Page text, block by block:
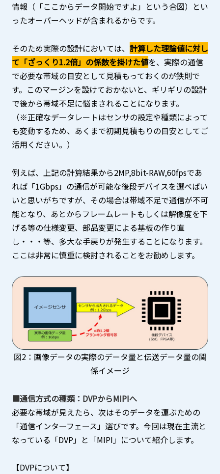
情報（「ここからデータ開始ですよ」という合図）とい
ったオーバーヘッドが含まれるからです。
そのため実際の設計においては、 計算した理論値に対し
て「ざっくり1.2倍」の係数を掛けた値を、実際の通信
で必要な帯域の目安として見積もっておくのが鉄則で
す。このマージンを設けておかないと、ギリギリの設計
で後から帯域不足に悩まされることになります。
（※正確なデータレートはセンサの設定や種類によって
も変動するため、あくまで初期見積もりの目安としてご
活用ください。）
例えば、上記の計算結果から2MP,8bit-RAW,60fpsであ
れば「1Gbps」の通信が可能な後段デバイスを選べばい
いと思いがちですが、その場合は帯域不足で通信が不可
能となり、あとからフレームレートもしくは解像度を下
げる等の仕様変更、部品変更による基板の作り直
し・・・等、多大な手戻りが発生することになります。
ここは非常に慎重に検討されることをお勧めします。
図2：画像データの実際のデータ量と伝送データ量の関
係イメージ
■通信方式の種類：DVPからMIPIへ
必要な帯域が見えたら、次はそのデータを運ぶための
「通信インターフェース」選びです。今回は現在主流と
なっている「DVP」と「MIPI」について紹介します。
【DVPについて】